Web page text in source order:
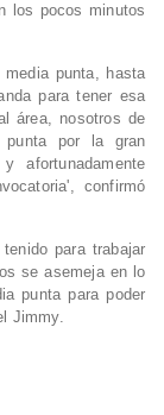
los pocos minutos
punta, hasta
para tener esa
área, nosotros de
punta por la gran
afortunadamente
confirmó
para trabajar
se asemeja en lo
punta para poder
Jimmy.